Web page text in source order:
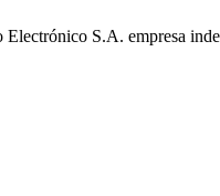
S.A. empresa